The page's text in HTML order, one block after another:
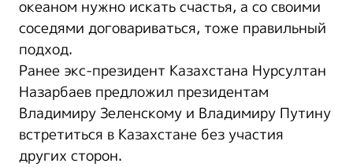
океаном нужно искать счастья, а со своими
соседями договариваться, тоже правильный
подход.
Ранее экс-президент Казахстана Нурсултан
Назарбаев предложил президентам
Владимиру Зеленскому и Владимиру Путину
встретиться в Казахстане без участия
других сторон.